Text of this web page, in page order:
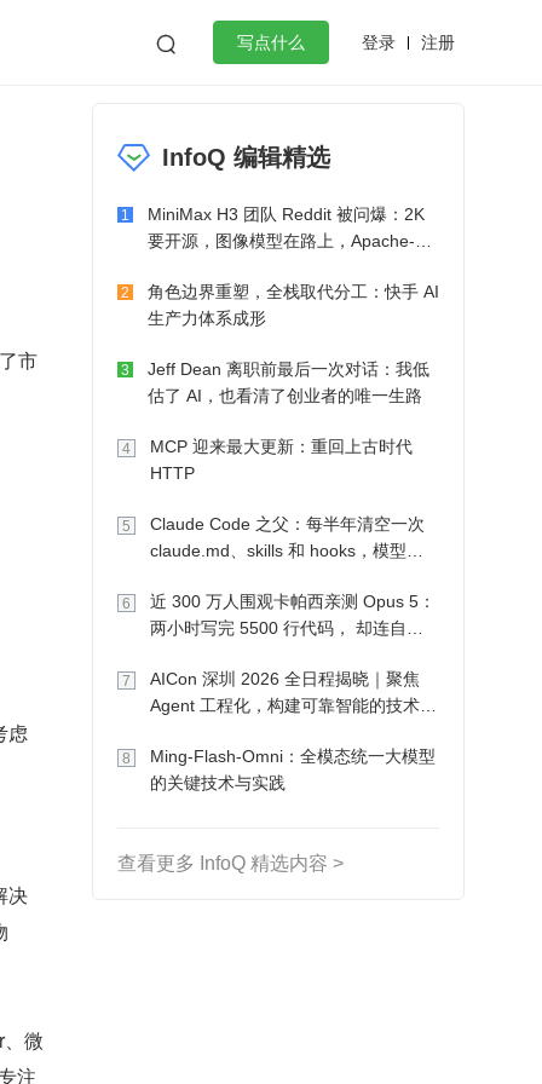
 写点什么 登录 注册
微服务架构 flutter
市
虑
决
微
注
InfoQ 编辑精选
1
MiniMax H3 团队 Reddit 被问爆：2K
要开源，图像模型在路上，Apache-2.0
2
角色边界重塑，全栈取代分工：快手 AI
生产力体系成形
3
Jeff Dean 离职前最后一次对话：我低
估了 AI，也看清了创业者的唯一生路
4
MCP 迎来最大更新：重回上古时代
HTTP
5
Claude Code 之父：每半年清空一次
claude.md、skills 和 hooks，模型自
6
近 300 万人围观卡帕西亲测 Opus 5：
两小时写完 5500 行代码， 却连自己
7
AICon 深圳 2026 全日程揭晓｜聚焦
Agent 工程化，构建可靠智能的技术路
8
Ming-Flash-Omni：全模态统一大模型
的关键技术与实践
查看更多 InfoQ 精选内容 >